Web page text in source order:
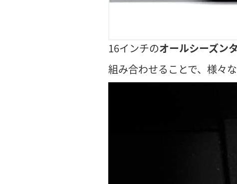
16インチのオールシーズン
組み合わせることで、様々